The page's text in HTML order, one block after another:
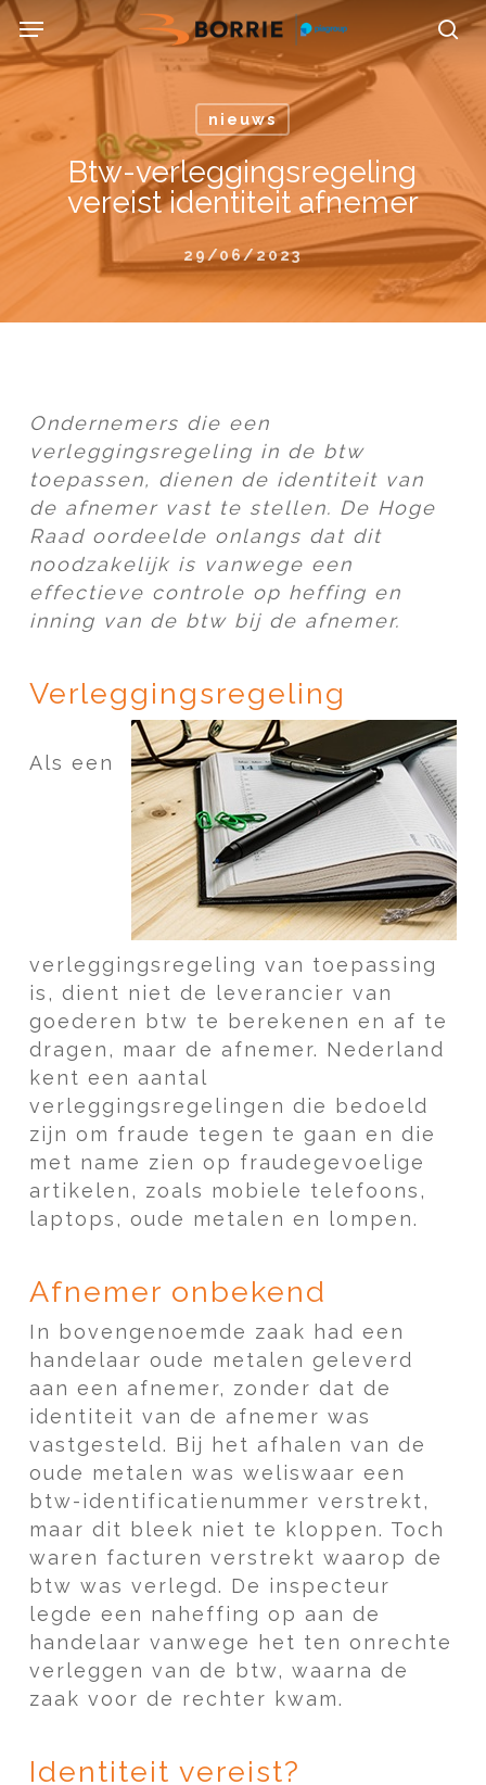
Skip
to
main
content
Menu
nieuws
Btw-verleggingsregeling
vereist identiteit afnemer
29/06/2023
Ondernemers die een
verleggingsregeling in de btw
toepassen, dienen de identiteit van
de afnemer vast te stellen. De Hoge
Raad oordeelde onlangs dat dit
noodzakelijk is vanwege een
effectieve controle op heffing en
inning van de btw bij de afnemer.
Verleggingsregeling
Als een
verleggingsregeling van toepassing
is, dient niet de leverancier van
goederen btw te berekenen en af te
dragen, maar de afnemer. Nederland
kent een aantal
verleggingsregelingen die bedoeld
zijn om fraude tegen te gaan en die
met name zien op fraudegevoelige
artikelen, zoals mobiele telefoons,
laptops, oude metalen en lompen.
Afnemer onbekend
In bovengenoemde zaak had een
handelaar oude metalen geleverd
aan een afnemer, zonder dat de
identiteit van de afnemer was
vastgesteld. Bij het afhalen van de
oude metalen was weliswaar een
btw-identificatienummer verstrekt,
maar dit bleek niet te kloppen. Toch
waren facturen verstrekt waarop de
btw was verlegd. De inspecteur
legde een naheffing op aan de
handelaar vanwege het ten onrechte
verleggen van de btw, waarna de
zaak voor de rechter kwam.
Identiteit vereist?